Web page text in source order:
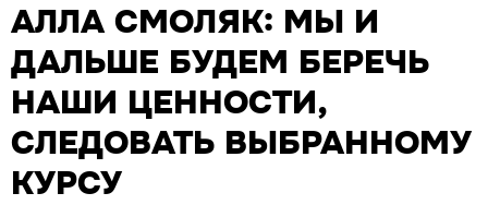
АЛЛА СМОЛЯК: МЫ И
ДАЛЬШЕ БУДЕМ БЕРЕЧЬ
НАШИ ЦЕННОСТИ,
СЛЕДОВАТЬ ВЫБРАННОМУ
КУРСУ